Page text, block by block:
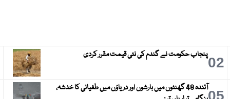
02پنجاب حکومت نے گندم کی نئی قیمت مقرر کردی
آئندہ 48 گھنٹوں میں بارشوں اور دریاؤں میں طغیانی کا خدشہ،